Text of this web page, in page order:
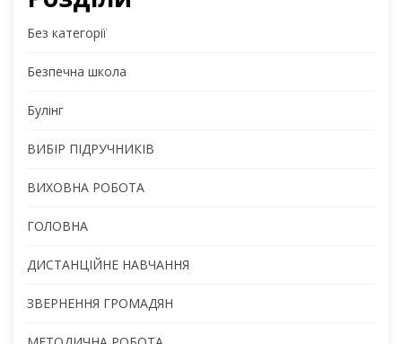
Без категорії
Безпечна школа
Булінг
ВИБІР ПІДРУЧНИКІВ
ВИХОВНА РОБОТА
ГОЛОВНА
ДИСТАНЦІЙНЕ НАВЧАННЯ
ЗВЕРНЕННЯ ГРОМАДЯН